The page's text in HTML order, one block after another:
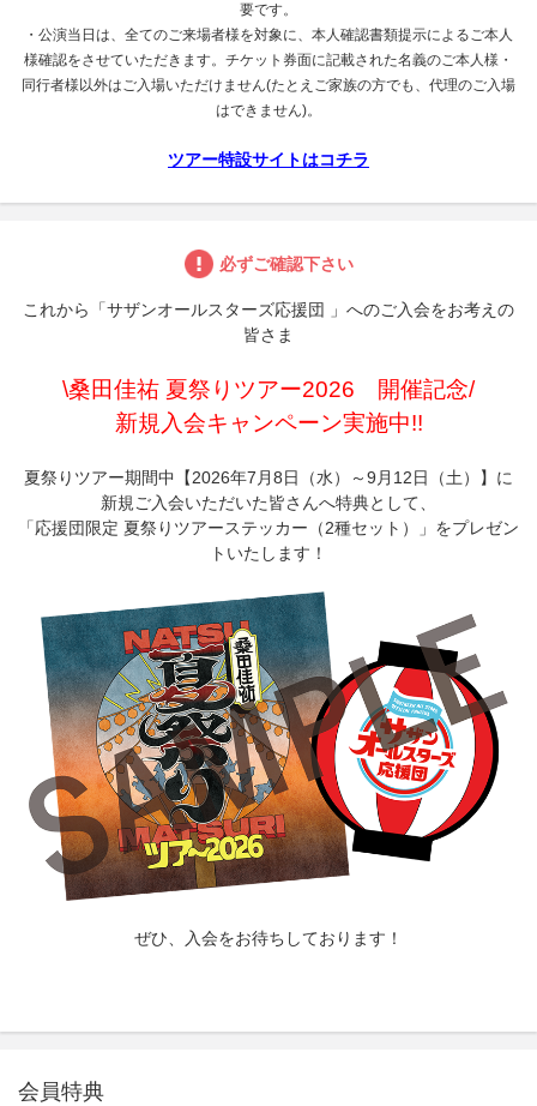
要です。
・公演当日は、全てのご来場者様を対象に、本人確認書類提示によるご本人
様確認をさせていただきます。チケット券面に記載された名義のご本人様・
同行者様以外はご入場いただけません(たとえご家族の方でも、代理のご入場
はできません)。
ツアー特設サイトはコチラ
必ずご確認下さい
これから「サザンオールスターズ応援団 」へのご入会をお考えの
皆さま
\桑田佳祐 夏祭りツアー2026 開催記念/
新規入会キャンペーン実施中!!
夏祭りツアー期間中【2026年7月8日（水）～9月12日（土）】に
新規ご入会いただいた皆さんへ特典として、
「応援団限定 夏祭りツアーステッカー（2種セット）」をプレゼン
トいたします！
ぜひ、入会をお待ちしております！
会員特典